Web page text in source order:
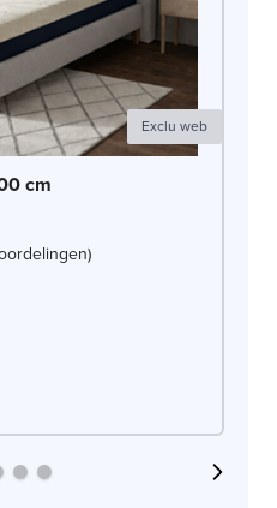
Exclu web
cm